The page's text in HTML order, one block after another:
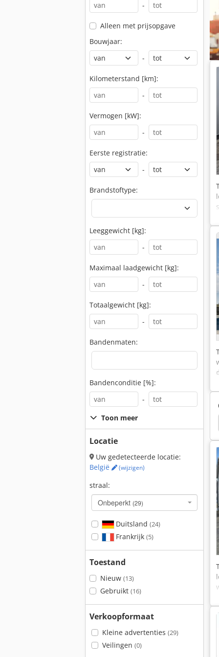
-
Alleen met prijsopgave
Bouwjaar:
-
Kilometerstand [km]:
-
Vermogen [kW]:
-
Eerste registratie:
-
Brandstoftype:
Leeggewicht [kg]:
-
Maximaal laadgewicht [kg]:
-
Totaalgewicht [kg]:
-
Bandenmaten:
Bandenconditie [%]:
-
Toon meer
Locatie
Uw gedetecteerde locatie:
België
(wijzigen)
straal:
Onbeperkt (29)
Duitsland (24)
Frankrijk (5)
Toestand
Nieuw (13)
Gebruikt (16)
Verkoopformaat
Kleine advertenties (29)
Veilingen (0)
Man Le8